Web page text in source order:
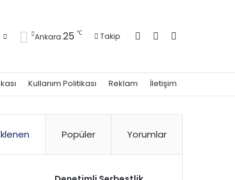
Ankara 25 ℃ Takip Kayıt OlKenar Bölmesi
Kullanım Politikası Reklam İletişim
Popüler Yorumlar